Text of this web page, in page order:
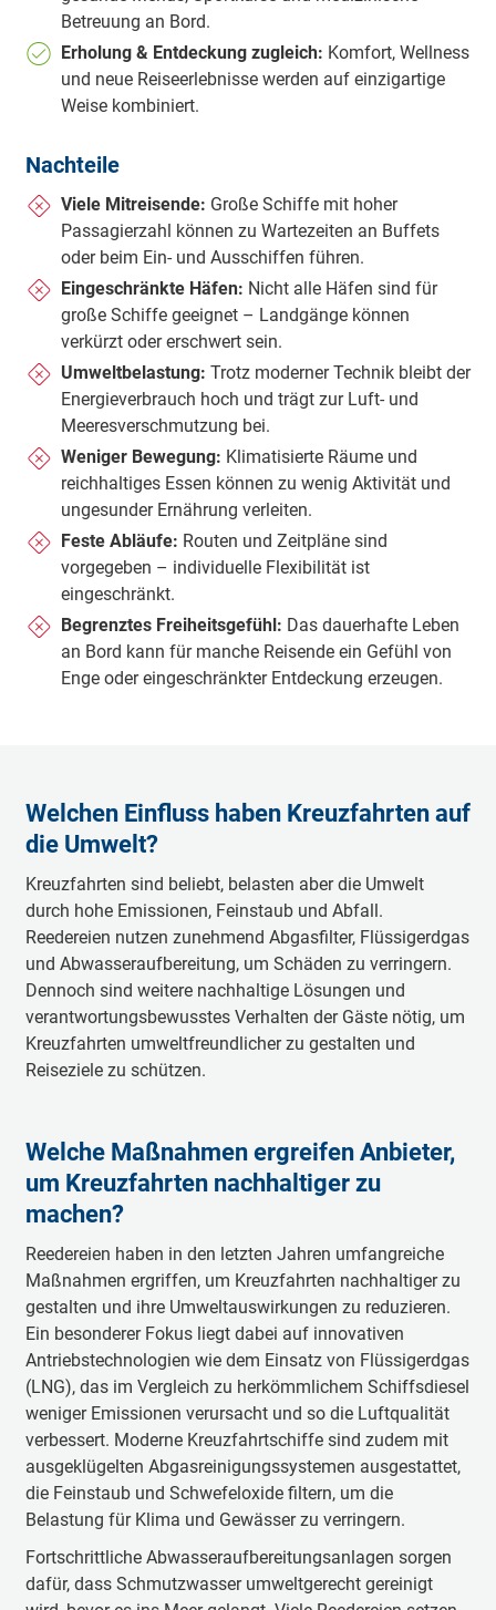
Betreuung an Bord.
Erholung & Entdeckung zugleich: Komfort, Wellness
und neue Reiseerlebnisse werden auf einzigartige
Weise kombiniert.
Nachteile
Viele Mitreisende: Große Schiffe mit hoher
Passagierzahl können zu Wartezeiten an Buffets
oder beim Ein- und Ausschiffen führen.
Eingeschränkte Häfen: Nicht alle Häfen sind für
große Schiffe geeignet – Landgänge können
verkürzt oder erschwert sein.
Umweltbelastung: Trotz moderner Technik bleibt der
Energieverbrauch hoch und trägt zur Luft- und
Meeresverschmutzung bei.
Weniger Bewegung: Klimatisierte Räume und
reichhaltiges Essen können zu wenig Aktivität und
ungesunder Ernährung verleiten.
Feste Abläufe: Routen und Zeitpläne sind
vorgegeben – individuelle Flexibilität ist
eingeschränkt.
Begrenztes Freiheitsgefühl: Das dauerhafte Leben
an Bord kann für manche Reisende ein Gefühl von
Enge oder eingeschränkter Entdeckung erzeugen.
Welchen Einfluss haben Kreuzfahrten auf
die Umwelt?
Kreuzfahrten sind beliebt, belasten aber die Umwelt
durch hohe Emissionen, Feinstaub und Abfall.
Reedereien nutzen zunehmend Abgasfilter, Flüssigerdgas
und Abwasseraufbereitung, um Schäden zu verringern.
Dennoch sind weitere nachhaltige Lösungen und
verantwortungsbewusstes Verhalten der Gäste nötig, um
Kreuzfahrten umweltfreundlicher zu gestalten und
Reiseziele zu schützen.
Welche Maßnahmen ergreifen Anbieter,
um Kreuzfahrten nachhaltiger zu
machen?
Reedereien haben in den letzten Jahren umfangreiche
Maßnahmen ergriffen, um Kreuzfahrten nachhaltiger zu
gestalten und ihre Umweltauswirkungen zu reduzieren.
Ein besonderer Fokus liegt dabei auf innovativen
Antriebstechnologien wie dem Einsatz von Flüssigerdgas
(LNG), das im Vergleich zu herkömmlichem Schiffsdiesel
weniger Emissionen verursacht und so die Luftqualität
verbessert. Moderne Kreuzfahrtschiffe sind zudem mit
ausgeklügelten Abgasreinigungssystemen ausgestattet,
die Feinstaub und Schwefeloxide filtern, um die
Belastung für Klima und Gewässer zu verringern.
Fortschrittliche Abwasseraufbereitungsanlagen sorgen
dafür, dass Schmutzwasser umweltgerecht gereinigt